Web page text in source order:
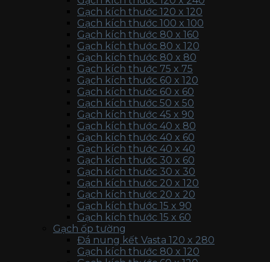
Gạch kích thước 120 x 120
Gạch kích thước 100 x 100
Gạch kích thước 80 x 160
Gạch kích thước 80 x 120
Gạch kích thước 80 x 80
Gạch kích thước 75 x 75
Gạch kích thước 60 x 120
Gạch kích thước 60 x 60
Gạch kích thước 50 x 50
Gạch kích thước 45 x 90
Gạch kích thước 40 x 80
Gạch kích thước 40 x 60
Gạch kích thước 40 x 40
Gạch kích thước 30 x 60
Gạch kích thước 30 x 30
Gạch kích thước 20 x 120
Gạch kích thước 20 x 20
Gạch kích thước 15 x 90
Gạch kích thước 15 x 60
Gạch ốp tường
Đá nung kết Vasta 120 x 280
Gạch kích thước 80 x 120